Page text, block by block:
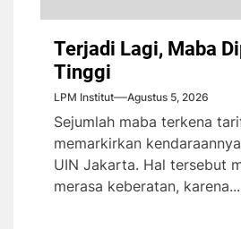
Terjadi Lagi, Maba
Tinggi
LPM Institut Agustus 5, 2026
Sejumlah maba terkena
memarkirkan
UIN Jakarta. Hal tersebut
merasa keberatan, karena...